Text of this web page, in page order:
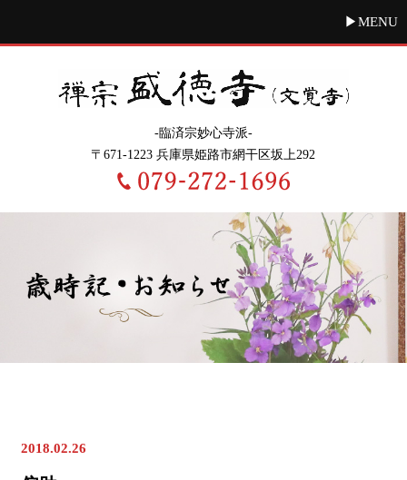
MENU
-臨済宗妙心寺派-
〒671-1223 兵庫県姫路市網干区坂上292
2018.02.26